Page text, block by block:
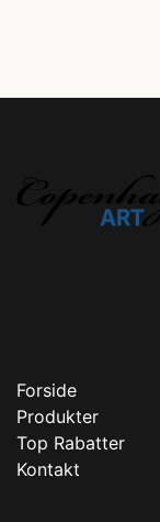
Forside
Produkter
Top Rabatter
Kontakt